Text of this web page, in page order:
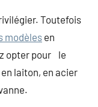
Toutefois
modèlesen
opter pour le
en laiton, en acier